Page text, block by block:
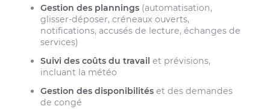
Gestion des plannings (automatisation,
glisser-déposer, créneaux ouverts,
notifications, accusés de lecture, échanges de
services)
Suivi des coûts du travail et prévisions,
incluant la météo
Gestion des disponibilités et des demandes
de congé